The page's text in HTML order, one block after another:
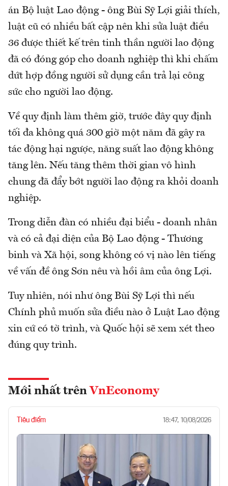
án Bộ luật Lao động - ông Bùi Sỹ Lợi giải thích,
luật cũ có nhiều bất cập nên khi sửa luật điều
36 được thiết kế trên tinh thần người lao động
đã có đóng góp cho doanh nghiệp thì khi chấm
dứt hợp đồng người sử dụng cần trả lại công
sức cho người lao động.
Về quy định làm thêm giờ, trước đây quy định
tối đa không quá 300 giờ một năm đã gây ra
tác động hại ngược, năng suất lao động không
tăng lên. Nếu tăng thêm thời gian vô hình
chung đã đẩy bớt người lao động ra khỏi doanh
nghiệp.
Trong diễn đàn có nhiều đại biểu - doanh nhân
và có cả đại diện của Bộ Lao động - Thương
binh và Xã hội, song không có vị nào lên tiếng
về vấn đề ông Sơn nêu và hồi âm của ông Lợi.
Tuy nhiên, nói như ông Bùi Sỹ Lợi thì nếu
Chính phủ muốn sửa điều nào ở Luật Lao động
xin cứ có tờ trình, và Quốc hội sẽ xem xét theo
đúng quy trình.
Mới nhất trên VnEconomy
Tiêu điểm 18:47, 10/08/2026